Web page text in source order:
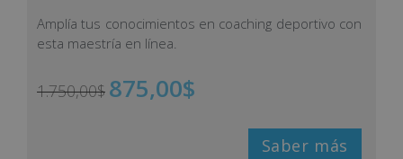
Amplía tus conocimientos en coaching deportivo con
esta maestría en línea.
1.750,00$ 875,00$
Saber más